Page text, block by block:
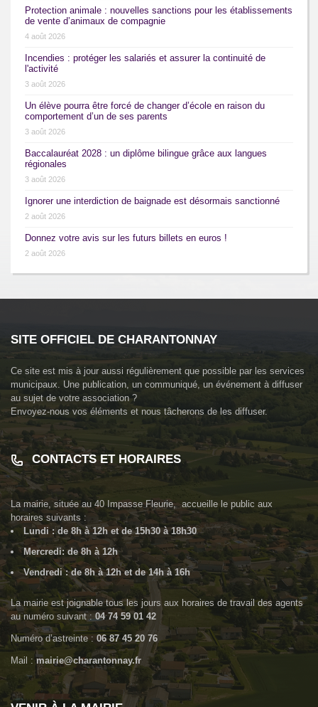
Protection animale : nouvelles sanctions pour les établissements
de vente d’animaux de compagnie
4 août 2026
Incendies : protéger les salariés et assurer la continuité de
l'activité
3 août 2026
Un élève pourra être forcé de changer d’école en raison du
comportement d’un de ses parents
3 août 2026
Baccalauréat 2028 : un diplôme bilingue grâce aux langues
régionales
3 août 2026
Ignorer une interdiction de baignade est désormais sanctionné
2 août 2026
Donnez votre avis sur les futurs billets en euros !
2 août 2026
SITE OFFICIEL DE CHARANTONNAY
Ce site est mis à jour aussi régulièrement que possible par les services
municipaux. Une publication, un communiqué, un événement à diffuser
au sujet de votre association ?
Envoyez-nous vos éléments et nous tâcherons de les diffuser.
CONTACTS ET HORAIRES
La mairie, située au 40 Impasse Fleurie, accueille le public aux
horaires suivants :
Lundi : de 8h à 12h et de 15h30 à 18h30
Mercredi: de 8h à 12h
Vendredi : de 8h à 12h et de 14h à 16h
La mairie est joignable tous les jours aux horaires de travail des agents
au numéro suivant :04 74 59 01 42
Numéro d’astreinte : 06 87 45 20 76
Mail :mairie@charantonnay.fr